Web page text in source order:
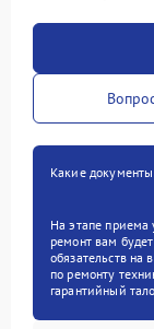
Какие
На этапе приема
ремонт вам
обязательств на
по ремонту
гарантийный